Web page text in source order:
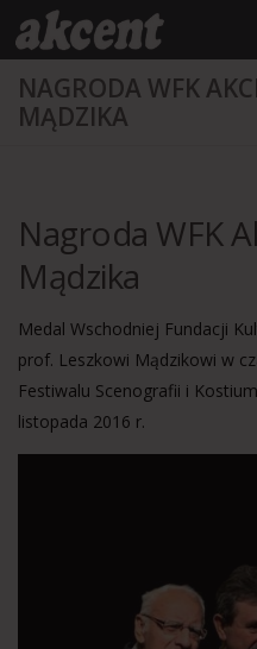
treści
Przejdź do treści
NAGRODA WFK
MĄDZIKA
Nagroda WFK
Mądzika
Medal Wschodniej Fundacji
prof. Leszkowi Mądzikowi w
Festiwalu Scenografii i
listopada 2016 r.